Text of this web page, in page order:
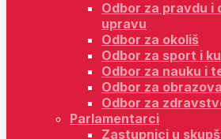
Odbor za pravdu i
upravu
Odbor za okoliš
Odbor za sport i
Odbor za nauku i
Odbor za
Odbor za
Parlamentarci
Zastupnici u